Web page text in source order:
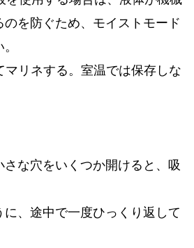
を防ぐため、モイストモード
マリネする。室温では保存しな
な穴をいくつか開けると、吸
、途中で一度ひっくり返して